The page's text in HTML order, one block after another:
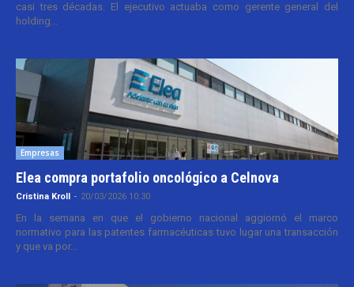
casi tres décadas. El ejecutivo actuaba como gerente general del
holding...
Empresas
Elea compra portafolio oncológico a Celnova
Cristina Kroll - 20/03/2026 10:30
En la semana en que el gobierno nacional aggiornó el marco
normativo para las patentes farmacéuticas tuvo lugar una transacción
y que va por...